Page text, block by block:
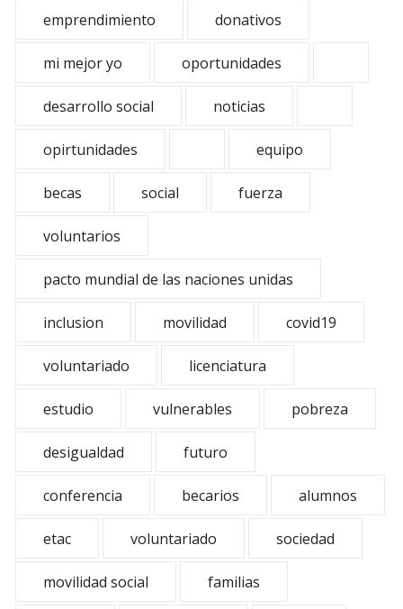
emprendimiento donativos
mi mejor yo oportunidades
desarrollo social noticias
opirtunidades equipo
becas social fuerza
voluntarios
pacto mundial de las naciones unidas
inclusion movilidad covid19
voluntariado licenciatura
estudio vulnerables pobreza
desigualdad futuro
conferencia becarios alumnos
etac voluntariado sociedad
movilidad social familias